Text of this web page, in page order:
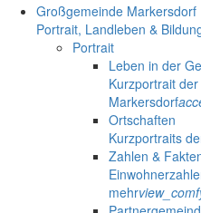
Großgemeinde Markersdorf
Portrait, Landleben &
Portrait
Leben in der
Kurzportrait
Markersdorf
Ortschaften
Kurzportraits
Zahlen &
mehr